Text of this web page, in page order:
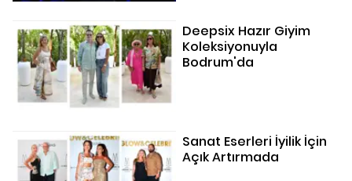
Deepsix Hazır Giyim
Koleksiyonuyla
Bodrum'da
Sanat Eserleri İyilik İçin
Açık Artırmada